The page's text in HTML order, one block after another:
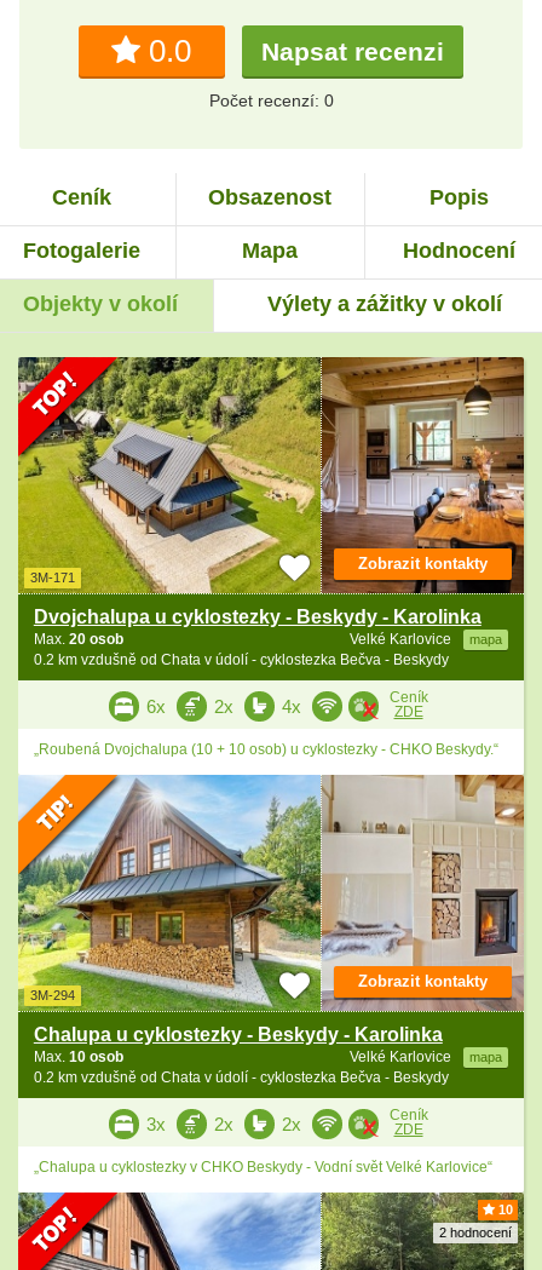
0.0 Napsat recenzi
Počet recenzí: 0
Ceník Obsazenost Popis
Fotogalerie Mapa Hodnocení
Objekty v okolí Výlety a zážitky v okolí
3M-171
Dvojchalupa u cyklostezky - Beskydy - Karolinka
Velké Karlovice mapa
Max. 20 osob
0.2 km vzdušně od Chata v údolí - cyklostezka Bečva - Beskydy
Zobrazit kontakty
6x 2x 4x
Ceník
ZDE
„Roubená Dvojchalupa (10 + 10 osob) u cyklostezky - CHKO Beskydy.“
3M-294
Chalupa u cyklostezky - Beskydy - Karolinka
Velké Karlovice mapa
Max. 10 osob
0.2 km vzdušně od Chata v údolí - cyklostezka Bečva - Beskydy
Zobrazit kontakty
3x 2x 2x
Ceník
ZDE
„Chalupa u cyklostezky v CHKO Beskydy - Vodní svět Velké Karlovice“
10
2 hodnocení